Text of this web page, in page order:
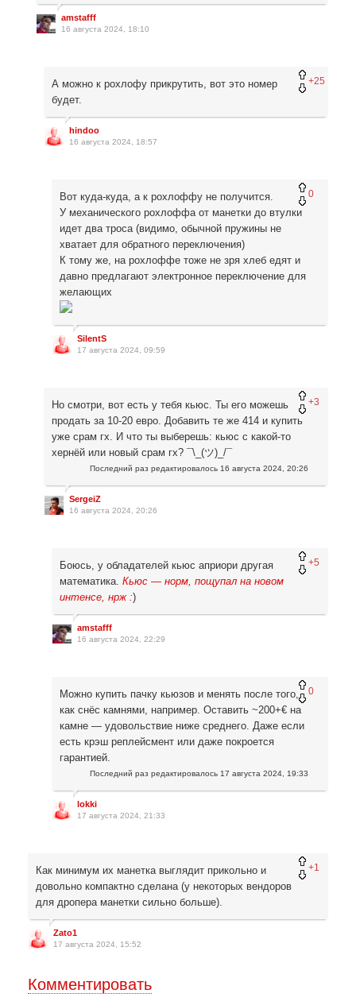
amstafff
16 августа 2024, 18:10
+25
А можно к рохлофу прикрутить, вот это номер
будет.
hindoo
16 августа 2024, 18:57
0
Вот куда-куда, а к рохлоффу не получится.
У механического рохлоффа от манетки до втулки
идет два троса (видимо, обычной пружины не
хватает для обратного переключения)
К тому же, на рохлоффе тоже не зря хлеб едят и
давно предлагают электронное переключение для
желающих
SilentS
17 августа 2024, 09:59
+3
Но смотри, вот есть у тебя кьюс. Ты его можешь
продать за 10-20 евро. Добавить те же 414 и купить
уже срам гх. И что ты выберешь: кьюс с какой-то
хернёй или новый срам гх? ¯\_(ツ)_/¯
Последний раз редактировалось 16 августа 2024, 20:26
SergeiZ
16 августа 2024, 20:26
+5
Боюсь, у обладателей кьюс априори другая
математика. Кьюс — норм, пощупал на новом
интенсе, нрж :)
amstafff
16 августа 2024, 22:29
0
Можно купить пачку кьюзов и менять после того,
как снёс камнями, например. Оставить ~200+€ на
камне — удовольствие ниже среднего. Даже если
есть крэш реплейсмент или даже покроется
гарантией.
Последний раз редактировалось 17 августа 2024, 19:33
lokki
17 августа 2024, 21:33
+1
Как минимум их манетка выглядит прикольно и
довольно компактно сделана (у некоторых вендоров
для дропера манетки сильно больше).
Zato1
17 августа 2024, 15:52
Комментировать